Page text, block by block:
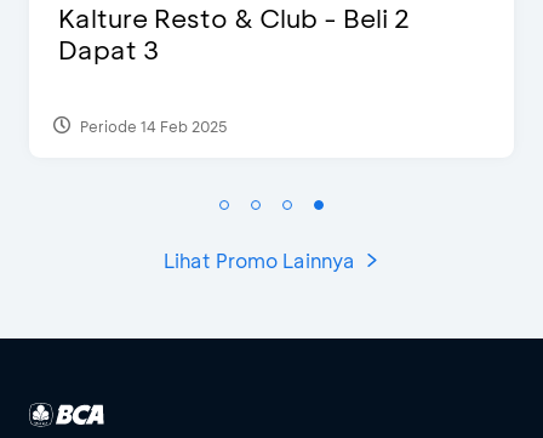
D’Cost - Diskon 50% Makanan
Ekstra 2 Minuman
Periode 17 Sep 2023
Lihat Promo Lainnya